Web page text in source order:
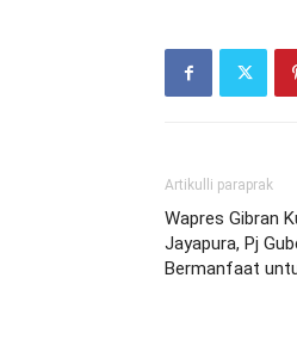
Artikulli paraprak
Wapres Gibran
Jayapura, Pj
Bermanfaat